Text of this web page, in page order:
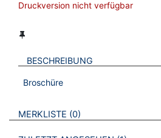
Druckversion nicht verfügbar
BESCHREIBUNG
Broschüre
VERWEISE AUF VERMERKTE-
MERKLISTE 0 BROSCHÜREN